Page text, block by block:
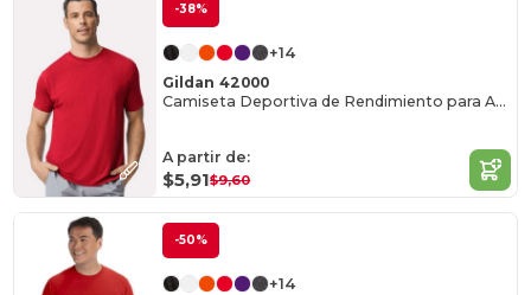
-38%
+14
Gildan 42000
Camiseta Deportiva de Rendimiento para Adultos
A partir de:
$5,91$9,60
-50%
+14